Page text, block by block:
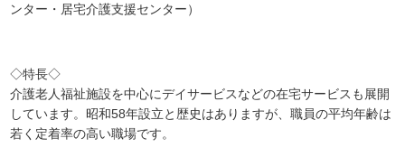
ンター・居宅介護支援センター）
◇特長◇
介護老人福祉施設を中心にデイサービスなどの在宅サービスも展開
しています。昭和58年設立と歴史はありますが、職員の平均年齢は
若く定着率の高い職場です。